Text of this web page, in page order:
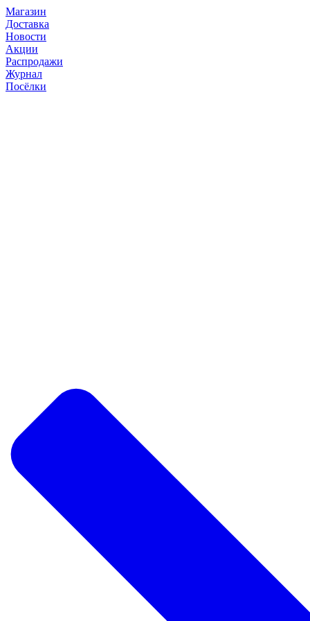
Магазин
Доставка
Новости
Акции
Распродажи
Журнал
Посёлки